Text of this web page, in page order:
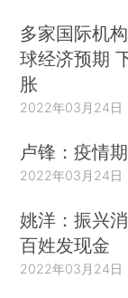
多家国际机
球经济预期
胀
2022年03月24日
卢锋：疫情
2022年03月24日
姚洋：振兴
百姓发现金
2022年03月24日